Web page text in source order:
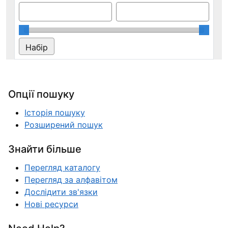
Опції пошуку
Історія пошуку
Розширений пошук
Знайти більше
Перегляд каталогу
Перегляд за алфавітом
Дослідити зв'язки
Нові ресурси